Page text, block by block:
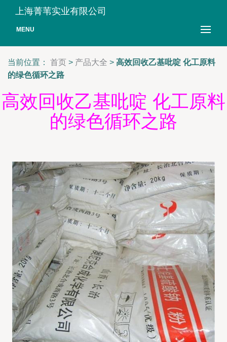
上海菁苇实业有限公司
MENU
当前位置： 首页 > 产品大全 > 高效回收乙基吡啶 化工原料
的绿色循环之路
高效回收乙基吡啶 化工原料
的绿色循环之路